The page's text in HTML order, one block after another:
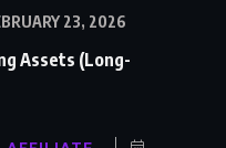
23, 2026
Assets (Long-